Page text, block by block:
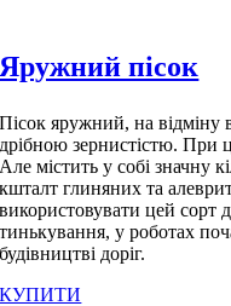
Яружний пісок
Пісок яружний, на відміну
дрібною зернистістю. При
Але містить у собі значну
кшталт глиняних та
використовувати цей сорт
тинькування, у роботах
будівництві доріг.
КУПИТИ